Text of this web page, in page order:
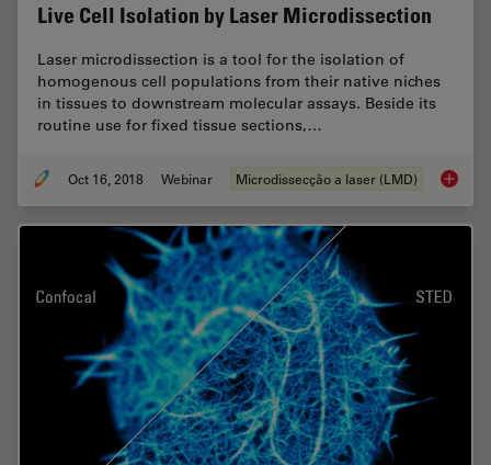
Live Cell Isolation by Laser Microdissection
Laser microdissection is a tool for the isolation of
homogenous cell populations from their native niches
in tissues to downstream molecular assays. Beside its
routine use for fixed tissue sections,…
Oct 16, 2018 Webinar Microdissecção a laser (LMD) Live